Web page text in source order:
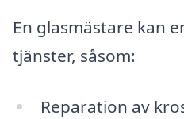
En glasmästare kan
tjänster, såsom:
Reparation av